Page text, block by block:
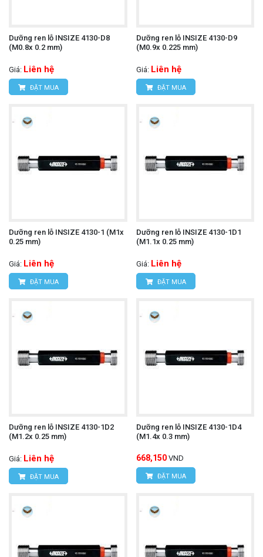
Dưỡng ren lỗ INSIZE 4130-D8
(M0.8x 0.2 mm)
Giá: Liên hệ
ĐẶT MUA
Dưỡng ren lỗ INSIZE 4130-D9
(M0.9x 0.225 mm)
Giá: Liên hệ
ĐẶT MUA
Dưỡng ren lỗ INSIZE 4130-1 (M1x
0.25 mm)
Giá: Liên hệ
ĐẶT MUA
Dưỡng ren lỗ INSIZE 4130-1D1
(M1.1x 0.25 mm)
Giá: Liên hệ
ĐẶT MUA
Dưỡng ren lỗ INSIZE 4130-1D2
(M1.2x 0.25 mm)
Giá: Liên hệ
ĐẶT MUA
Dưỡng ren lỗ INSIZE 4130-1D4
(M1.4x 0.3 mm)
668,150 VND
ĐẶT MUA